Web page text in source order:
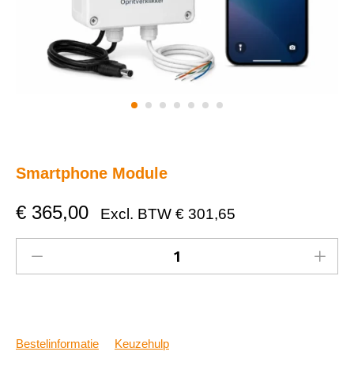
Smartphone Module
€ 365,00 Excl. BTW € 301,65
Bestelinformatie Keuzehulp